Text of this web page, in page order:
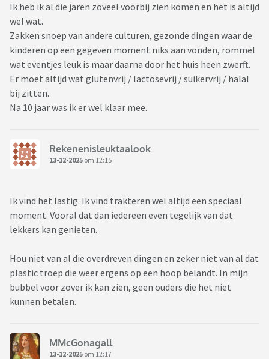
Ik vind hier wel wat voor te zeggen. Wat vinden jullie?
Goed idee of niet?
https://www.hartvannederland.nl/politiek/beleid/artikelen/
groningen-basisschool-traktatie-ongelijkheid-traditie
Ik heb ik al die jaren zoveel voorbij zien komen en het is altijd
wel wat.
Zakken snoep van andere culturen, gezonde dingen waar de
kinderen op een gegeven moment niks aan vonden, rommel
wat eventjes leuk is maar daarna door het huis heen zwerft.
Er moet altijd wat glutenvrij / lactosevrij / suikervrij / halal
bij zitten.
Na 10 jaar was ik er wel klaar mee.
Rekenenisleuktaalook
13-12-2025 om 12:15
Ik vind het lastig. Ik vind trakteren wel altijd een speciaal
moment. Vooral dat dan iedereen even tegelijk van dat
lekkers kan genieten.
Hou niet van al die overdreven dingen en zeker niet van al dat
plastic troep die weer ergens op een hoop belandt. In mijn
bubbel voor zover ik kan zien, geen ouders die het niet
kunnen betalen.
MMcGonagall
13-12-2025 om 12:17